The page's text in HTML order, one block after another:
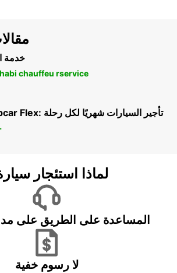
خدمة
chauffeu rservice
Europcar Flex: تأجير السيارات شهريًا لكل رحلة
لماذا استئجار
المساعدة على الطريق على مدار 24
لا رسوم خفية